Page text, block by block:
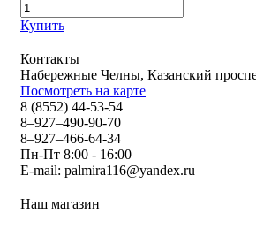
Купить
Контакты
Набережные Челны, Казанский
Посмотреть на карте
8 (8552) 44-53-54
8–927–490-90-70
8–927–466-64-34
Пн-Пт 8:00 - 16:00
E-mail: palmira116@yandex.ru
Наш магазин